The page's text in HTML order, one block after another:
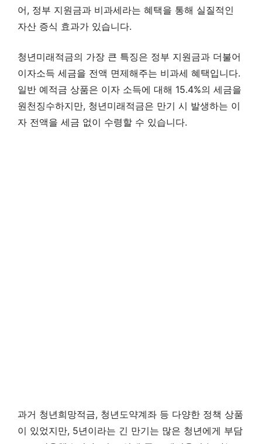
어, 정부 지원금과 비과세라는 혜택을 통해 실질적인
자산 증식 효과가 있습니다.
청년미래적금의 가장 큰 특징은 정부 지원금과 더불어
이자소득 세금을 전액 면제해주는 비과세 혜택입니다.
일반 예적금 상품은 이자 소득에 대해 15.4%의 세금을
원천징수하지만, 청년미래적금은 만기 시 발생하는 이
자 전액을 세금 없이 수령할 수 있습니다.
과거 청년희망적금, 청년도약계좌 등 다양한 정책 상품
이 있었지만, 5년이라는 긴 만기는 많은 청년에게 부담